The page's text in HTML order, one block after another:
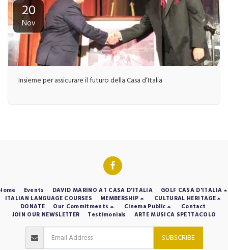
20
Nov
Insieme per assicurare il futuro della Casa d’Italia
Events DAVID MARINO AT CASA D'ITALIA
GOLF CASA D'ITALIA
ITALIAN LANGUAGE COURSES
MEMBERSHIP
CULTURAL HERITAGE
DONATE
Our Commitments Cinema Public
Contact
JOIN OUR NEWSLETTER
Testimonials ARTE MUSICA SPETTACOLO
SUBSCRIBE